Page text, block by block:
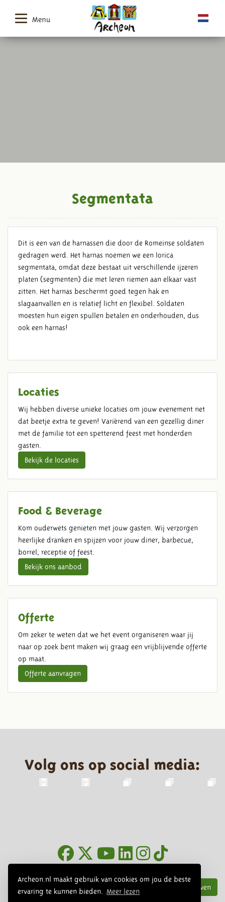
Archeon.nl maakt gebruik van cookies om jou de beste
ervaring te kunnen bieden.
Meer lezen
Menu
SEGMENTATA
Segmentata
Dit is een van de harnassen die door de Romeinse soldaten
gedragen werd. Het harnas noemen we een lorica
segmentata, omdat deze bestaat uit verschillende ijzeren
platen (segmenten) die met leren riemen aan elkaar vast
zitten. Het harnas beschermt goed tegen hak en
slagaanvallen en is relatief licht en flexibel. Soldaten
moesten hun eigen spullen betalen en onderhouden, dus
ook een harnas!
Locaties
Wij hebben diverse unieke locaties om jouw evenement net
dat beetje extra te geven! Variërend van een gezellig diner
met de familie tot een spetterend feest met honderden
gasten.
Bekijk de locaties
Food & Beverage
Kom ouderwets genieten met jouw gasten. Wij verzorgen
heerlijke dranken en spijzen voor jouw diner, barbecue,
borrel, receptie of feest.
Bekijk ons aanbod
Offerte
Om zeker te weten dat we het event organiseren waar jij
naar op zoek bent maken wij graag een vrijblijvende offerte
op maat.
Offerte aanvragen
Volg ons op social media:
Inschrijven